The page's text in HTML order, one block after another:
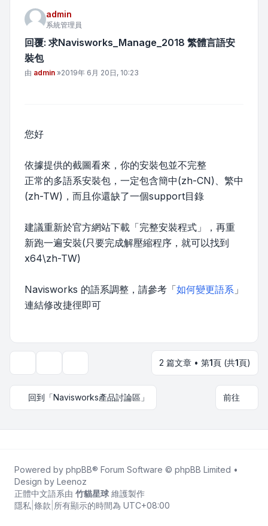
admin
系統管理員
回覆: 求Navisworks_Manage_2018 繁體言語安
裝包
文章
由 admin »2019年 6月 20日, 10:23
您好
依據提供的截圖看來，你的安裝包並不完整
正常的多語系安裝包，一定包含簡中(zh-CN)、繁中
(zh-TW)，而且你還缺了一個support目錄
建議重新於官方網站下載「完整安裝程式」，再重
新跑一遍安裝(只要完成解壓縮程序，就可以找到
x64\zh-TW)
Navisworks 的語系調整，請參考「如何變更語系 」
連結修改捷徑即可
2 篇文章 • 第1頁 (共1頁)
回到「Navisworks產品討論區」 前往
Powered by phpBB® Forum Software © phpBB Limited •
Design by Leenoz
正體中文語系由 竹貓星球 維護製作
隱私 條款 所有顯示的時間為 UTC+08:00